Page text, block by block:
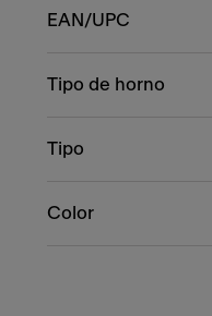
EAN/UPC
Tipo de horno
Tipo
Color